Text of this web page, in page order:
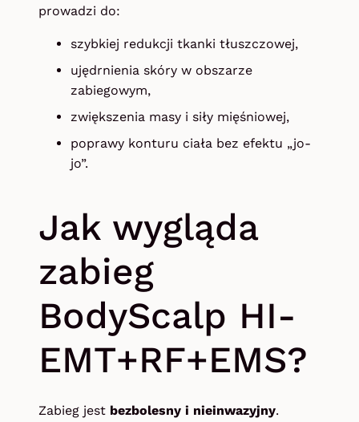
prowadzi do:
szybkiej redukcji tkanki tłuszczowej,
ujędrnienia skóry w obszarze
zabiegowym,
zwiększenia masy i siły mięśniowej,
poprawy konturu ciała bez efektu „jo-
jo”.
Jak wygląda
zabieg
BodyScalp HI-
EMT+RF+EMS?
Zabieg jest bezbolesny i nieinwazyjny.